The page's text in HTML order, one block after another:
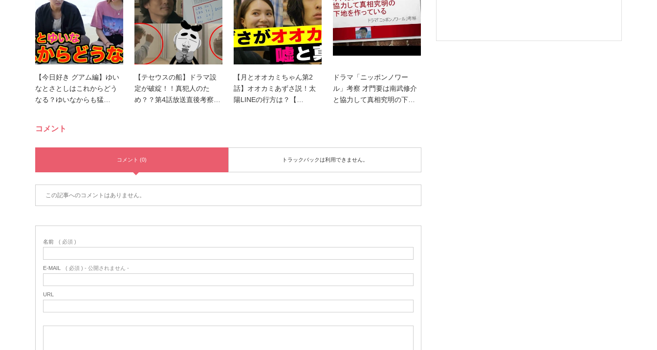
【今日好き グアム編】ゆい
なとさとしはこれからどう
なる？ゆいなからも猛…
【テセウスの船】ドラマ設
定が破綻！！真犯人のた
め？？第4話放送直後考察…
【月とオオカミちゃん第2
話】オオカミあずさ説！太
陽LINEの行方は？【…
ドラマ「ニッポンノワー
ル」考察 才門要は南武修介
と協力して真相究明の下…
コメント
コメント (0) トラックバックは利用できません。
この記事へのコメントはありません。
名前 ( 必須 )
E-MAIL ( 必須 ) - 公開されません -
URL